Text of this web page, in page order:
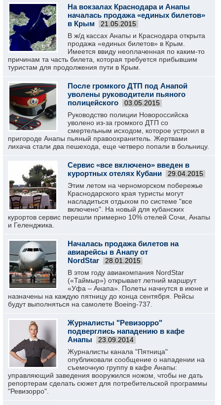
На вокзалах Краснодара и Анапы
началась продажа «единых билетов»
в Крым
21.05.2015
В ж/д кассах Анапы и Краснодара открыта
продажа «единых билетов» в Крым.
Имеется ввиду неоплаченная по каким-то
причинам та часть билета, которая требуется прибывшим
туристам для продолжения пути в Крым.
После громкого ДТП под Анапой
уволены руководители пьяного
полицейского
03.05.2015
Руководство полиции Новороссийска
уволено из-за громкого ДТП со
смертельным исходом, которое устроил в
пригороде Анапы пьяный правоохранитель. Жертвами
лихача стали два пешехода, еще четверо попали в больницу.
Сервис «все включено» введен в
курортных отелях Кубани
29.04.2015
Этим летом на черноморском побережье
Краснодарского края туристы могут
насладиться отдыхом по системе "все
включено". На новый для кубанских
курортов сервис перешли примерно 10% отелей Сочи, Анапы
и Геленджика.
Началась продажа билетов на
авиарейсы в Анапу от
NordStar
28.01.2015
В этом году авиакомпания NordStar
(«Таймыр») открывает летний маршрут
«Уфа – Анапа». Полеты начнутся в июне и
назначены на каждую пятницу до конца сентября. Рейсы
будут выполняться на самолете Boeing-737.
Журналисты "Ревизорро"
подверглись нападению в кафе
Анапы
23.09.2014
Журналисты канала "Пятница"
опубликовали сообщение о нападении на
съемочную группу в кафе Анапы:
управляющий заведения вооружился ножом, чтобы не дать
репортерам сделать сюжет для потребительской программы
"Ревизорро".